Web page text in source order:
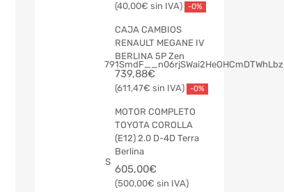
40,00€ -0%
CAJA CAMBIOS
RENAULT MEGANE IV
BERLINA 5P Zen
739,88€
611,47€ -0%
MOTOR COMPLETO
TOYOTA COROLLA
(E12) 2.0 D-4D Terra
Berlina
605,00€
500,00€